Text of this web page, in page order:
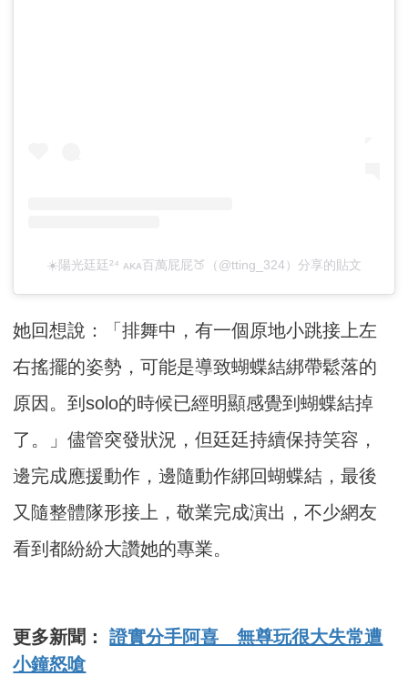
☀️陽光廷廷²⁴ ᴀᴋᴀ百萬屁屁🍑（@tting_324）分享的貼文
她回想說：「排舞中，有一個原地小跳接上左
右搖擺的姿勢，可能是導致蝴蝶結綁帶鬆落的
原因。到solo的時候已經明顯感覺到蝴蝶結掉
了。」儘管突發狀況，但廷廷持續保持笑容，
邊完成應援動作，邊隨動作綁回蝴蝶結，最後
又隨整體隊形接上，敬業完成演出，不少網友
看到都紛紛大讚她的專業。
更多新聞：證實分手阿喜 無尊玩很大失常遭
小鐘怒嗆